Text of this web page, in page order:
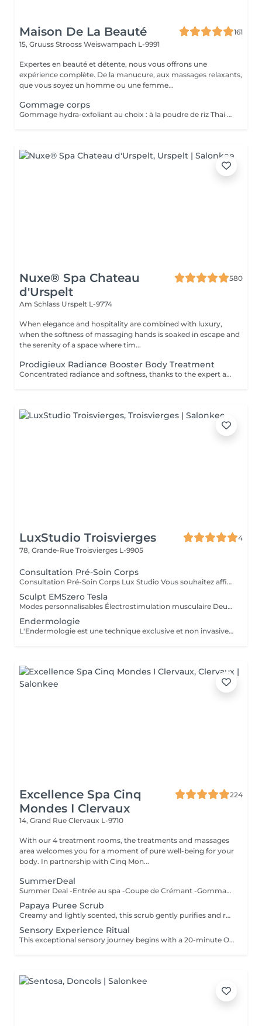
Maison De La Beauté
161
15, Gruuss Strooss Weiswampach L-9991
Expertes en beauté et détente, nous vous offrons une
expérience complète. De la manucure, aux massages relaxants,
que vous soyez un homme ou une femme...
Gommage corps
Gommage hydra-exfoliant au choix : à la poudre de riz Thai - a la poudre de coco ou cranberry
Nuxe® Spa Chateau
d'Urspelt
580
Am Schlass Urspelt L-9774
When elegance and hospitality are combined with luxury,
when the softness of massaging hands is soaked in escape and
the serenity of a space where tim...
Prodigieux Radiance Booster Body Treatment
Concentrated radiance and softness, thanks to the expert application of a unique, aromatic scrub made with flowers, foliage, fibres and fruits
LuxStudio Troisvierges
4
78, Grande-Rue Troisvierges L-9905
Consultation Pré-Soin Corps
Consultation Pré-Soin Corps Lux Studio Vous souhaitez affiner votre silhouette, raffermir votre peau ou éliminer la cellulite, mais vous ne savez pas par où commencer ? Réservez une consultation corporelle personnalisée, incluant une analyse de vos besoins, un bilan esthétique complet et une mini séance test avec nos technologies avancées. Évaluation de votre morphologie et objectifs Diagnostic personnalisé Test de nos appareils (cavitation, radiofréquence, pressothérapie, cryolipolyse, etc.) Conseils experts et plan de traitement sur-mesure Le montant de la consultation est déductible en cas d'achat d'un forfait complet le jour même. Lux Studio Vous souhaitez affiner votre silhouette, raffermir votre peau ou éliminer la cellulite, mais vous ne savez pas par où commencer ? Réservez une consultation corporelle personnalisée, incluant une analyse de vos besoins, un bilan esthétique complet et une mini séance test avec nos technologies avancées. Évaluation de votre morphologie et objectifs Diagnostic personnalisé Test de nos appareils (cavitation, radiofréquence, pressothérapie, cryolipolyse, etc.) Conseils experts et plan de traitement sur-mesure Le montant de la consultation est déductible en cas d'achat d'un forfait complet le jour même.
Sculpt EMSzero Tesla
Modes personnalisables Électrostimulation musculaire Deux poignées indépendantes : contrôlez la puissance indépendamment, permettant des entraînements synchronisés ou individualisés Sûr et non invasif : notre machine est exempte de courant, d'hyperthermie, de rayonnement et ne nécessite aucune période de récupération. Brûlage de graisse et développement musculaire sans effort Gain de temps et d'efforts : seulement 30 minutes d'utilisation équivalent à 30 000 contractions musculaires, l'équivalent d'innombrables rouleaux de ventre ou squats.
Endermologie
L'Endermologie est une technique exclusive et non invasive qui permet de remodeler votre silhouette, de lisser la cellulite et d'améliorer globalement la tonicité de la peau.
Excellence Spa Cinq
Mondes I Clervaux
224
14, Grand Rue Clervaux L-9710
With our 4 treatment rooms, the treatments and massages
area welcomes you for a moment of pure well-being for your
body. In partnership with Cinq Mon...
SummerDeal
Summer Deal -Entrée au spa -Coupe de Crémant -Gommage complet du corps (30') -Massage du dos (20') Valable cet été jusqu'au 24/08/26 La durée de la prestation (60min) inclut l'installation et le temps de relaxation intégré à nos soins (10min).
Papaya Puree Scrub
Creamy and lightly scented, this scrub gently purifies and revitalizes the skin, restoring its natural glowideal for sensitive skin. The treatment duration (45 min) includes preparation time, the integrated relaxation time within our treatments (10 min), as well as the time required to rinse/remove the product in the shower (10 min).
Sensory Experience Ritual
This exceptional sensory journey begins with a 20-minute Oriental Discovery Massage- slow and deep, and infused with warm notes of cinnamon and eucalyptus. It continues with a purifying facial treatment featuring a hot or cold stone massage, tailored to your skin's needs. The duration of the treatment (70min) includes setup and the relaxation time built into our services (10 min). All our rituals are accompanied by tea with its delicacies.